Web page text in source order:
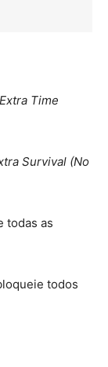
Extra Time
Survival (No
todas as
todos